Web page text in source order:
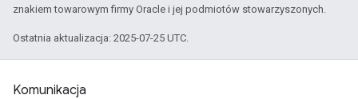
znakiem towarowym firmy Oracle i jej podmiotów stowarzyszonych.
Ostatnia aktualizacja: 2025-07-25 UTC.
Komunikacja